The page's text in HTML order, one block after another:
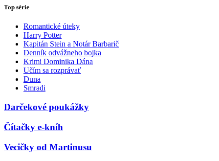
Top série
Romantické úteky
Harry Potter
Kapitán Stein a Notár Barbarič
Denník odvážneho bojka
Krimi Dominika Dána
Učím sa rozprávať
Duna
Smradi
Darčekové poukážky
Čítačky e-kníh
Vecičky od Martinusu